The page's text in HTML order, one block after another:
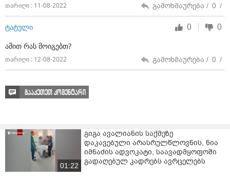
თარიღი : 11-08-2022 გამოხმაურება / 0 /
ტატული 0 0
ამით რას მოიგებთ?
თარიღი : 12-08-2022 გამოხმაურება / 0 /
გააკეთეთ კომენტარი
01:22
გიგა ავალიანის საქმეზე
დაკავებული არასრულწლოვნის, ნია
იმნაძის ადვოკატი, საავადმყოფოში
გადაღებულ კადრებს ავრცელებს